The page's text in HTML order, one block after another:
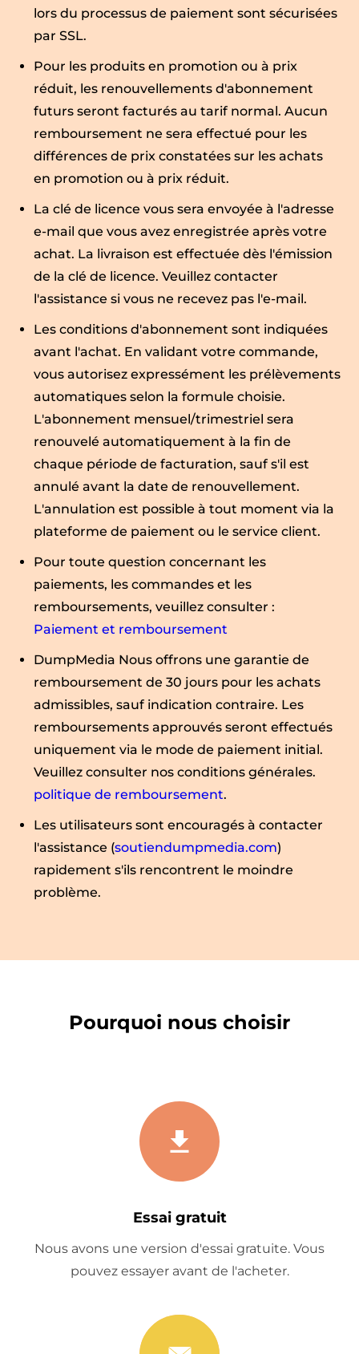
lors du processus de paiement sont sécurisées
par SSL.
Pour les produits en promotion ou à prix
réduit, les renouvellements d'abonnement
futurs seront facturés au tarif normal. Aucun
remboursement ne sera effectué pour les
différences de prix constatées sur les achats
en promotion ou à prix réduit.
La clé de licence vous sera envoyée à l'adresse
e-mail que vous avez enregistrée après votre
achat. La livraison est effectuée dès l'émission
de la clé de licence. Veuillez contacter
l'assistance si vous ne recevez pas l'e-mail.
Les conditions d'abonnement sont indiquées
avant l'achat. En validant votre commande,
vous autorisez expressément les prélèvements
automatiques selon la formule choisie.
L'abonnement mensuel/trimestriel sera
renouvelé automatiquement à la fin de
chaque période de facturation, sauf s'il est
annulé avant la date de renouvellement.
L'annulation est possible à tout moment via la
plateforme de paiement ou le service client.
Pour toute question concernant les
paiements, les commandes et les
remboursements, veuillez consulter :
Paiement et remboursement
DumpMedia Nous offrons une garantie de
remboursement de 30 jours pour les achats
admissibles, sauf indication contraire. Les
remboursements approuvés seront effectués
uniquement via le mode de paiement initial.
Veuillez consulter nos conditions générales.
politique de remboursement.
Les utilisateurs sont encouragés à contacter
l'assistance (soutiendumpmedia.com)
rapidement s'ils rencontrent le moindre
problème.
Pourquoi nous choisir
Essai gratuit
Nous avons une version d'essai gratuite. Vous
pouvez essayer avant de l'acheter.